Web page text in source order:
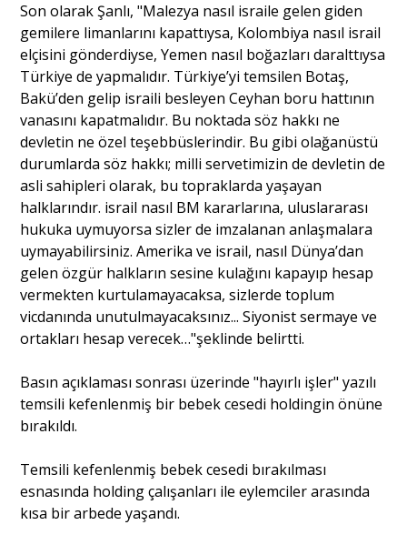
Son olarak Şanlı, "Malezya nasıl israile gelen giden
gemilere limanlarını kapattıysa, Kolombiya nasıl israil
elçisini gönderdiyse, Yemen nasıl boğazları daralttıysa
Türkiye de yapmalıdır. Türkiye’yi temsilen Botaş,
Bakü’den gelip israili besleyen Ceyhan boru hattının
vanasını kapatmalıdır. Bu noktada söz hakkı ne
devletin ne özel teşebbüslerindir. Bu gibi olağanüstü
durumlarda söz hakkı; milli servetimizin de devletin de
asli sahipleri olarak, bu topraklarda yaşayan
halklarındır. israil nasıl BM kararlarına, uluslararası
hukuka uymuyorsa sizler de imzalanan anlaşmalara
uymayabilirsiniz. Amerika ve israil, nasıl Dünya’dan
gelen özgür halkların sesine kulağını kapayıp hesap
vermekten kurtulamayacaksa, sizlerde toplum
vicdanında unutulmayacaksınız... Siyonist sermaye ve
ortakları hesap verecek…"şeklinde belirtti.
Basın açıklaması sonrası üzerinde "hayırlı işler" yazılı
temsili kefenlenmiş bir bebek cesedi holdingin önüne
bırakıldı.
Temsili kefenlenmiş bebek cesedi bırakılması
esnasında holding çalışanları ile eylemciler arasında
kısa bir arbede yaşandı.